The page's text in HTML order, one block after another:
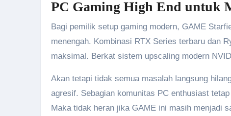
PC Gaming High End untuk
Bagi pemilik setup gaming modern, GAME
menengah. Kombinasi RTX Series terbaru dan
maksimal. Berkat sistem upscaling modern
Akan tetapi tidak semua masalah langsung
agresif. Sebagian komunitas PC enthusiast
Maka tidak heran jika GAME ini masih menjadi